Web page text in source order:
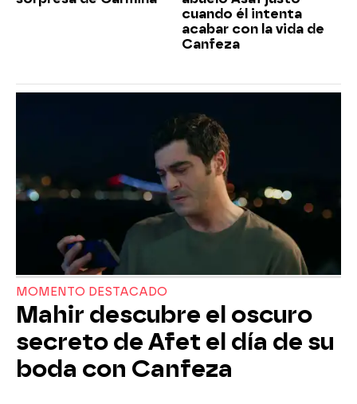
cuando él intenta
acabar con la vida de
Canfeza
MOMENTO DESTACADO
Mahir descubre el oscuro
secreto de Afet el día de su
boda con Canfeza